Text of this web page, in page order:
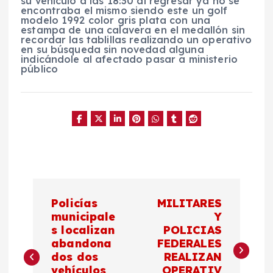
encontraba el mismo siendo este un golf
modelo 1992 color gris plata con una
estampa de una calavera en el medallón sin
recordar las tablillas realizando un operativo
en su búsqueda sin novedad alguna
indicándole al afectado pasar a ministerio
público
v
Policías
municipale
s localizan
abandona
dos dos
MILITARES
Y
POLICIAS
FEDERALES
REALIZAN